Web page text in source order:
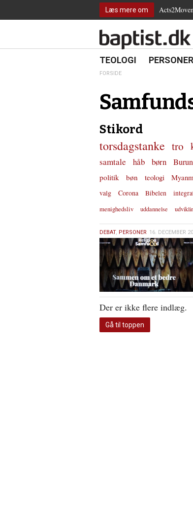
gå
for
6.0:
Internationalt
Læs mere om
18.0:
TEOLOGI 19.0:
PERSONER
FORSIDE
Stikord
torsdagstanke tro
samtale håb børn
politik
bøn teologi
valg
Corona Bibelen
menighedsliv
uddannelse
16.
december
2020
DEBAT, PERSONER 16. DECEMBER
Der er ikke flere indlæg.
Gå til toppen